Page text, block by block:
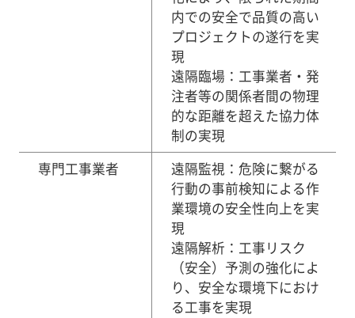
内での安全で品質の高い
プロジェクトの遂行を実
現
遠隔臨場：工事業者・発
注者等の関係者間の物理
的な距離を超えた協力体
制の実現
専門工事業者
遠隔監視：危険に繋がる
行動の事前検知による作
業環境の安全性向上を実
現
遠隔解析：工事リスク
（安全）予測の強化によ
り、安全な環境下におけ
る工事を実現